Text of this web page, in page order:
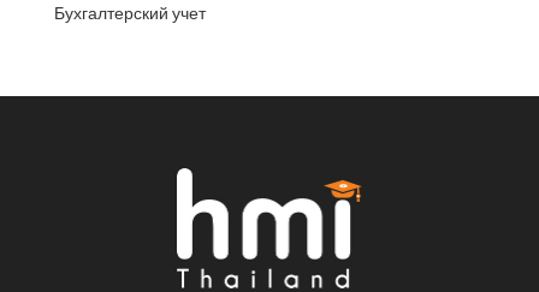
Бухгалтерский учет